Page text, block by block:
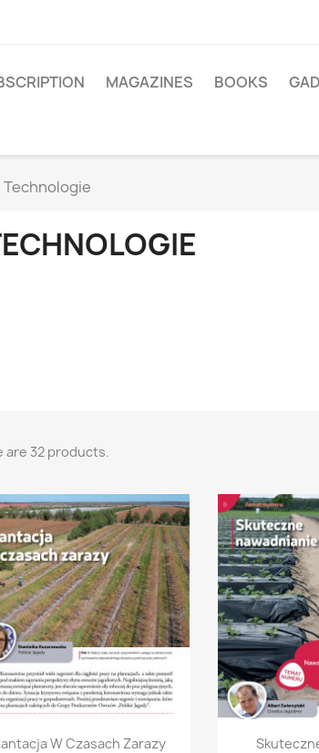
MAGAZINES BOOKS
Technologie
are 32 products.
Quick view
W Czasach Zarazy 